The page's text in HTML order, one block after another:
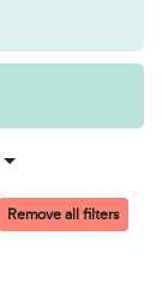
Remove all filters